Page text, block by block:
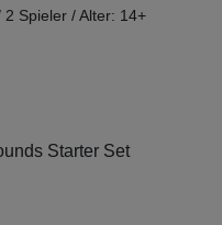
Spieler / Alter: 14+
Starter Set